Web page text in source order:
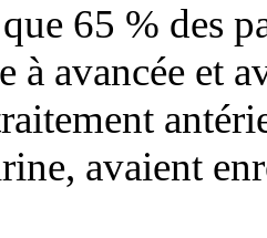
65 % des
à avancée et
avaient